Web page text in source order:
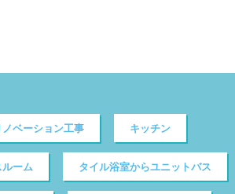
ベーション工事 キッチン
ーム タイル浴室からユニットバス